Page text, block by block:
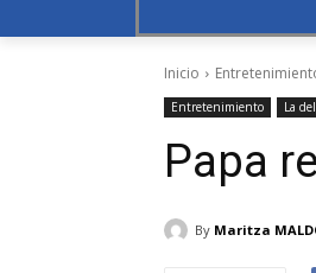
Inicio
Entretenimiento La
Papa
By Maritza